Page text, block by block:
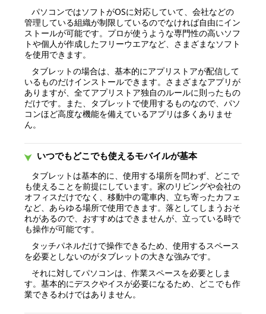
パソコンではソフトがOSに対応していて、会社などの
管理している組織が制限しているのでなければ自由にイン
ストールが可能です。プロが使うような専門性の高いソフ
トや個人が作成したフリーウエアなど、さまざまなソフト
を使用できます。
タブレットの場合は、基本的にアプリストアが配信して
いるものだけインストールできます。さまざまなアプリが
ありますが、全てアプリストア独自のルールに則ったもの
だけです。また、タブレットで使用するものなので、パソ
コンほど高度な機能を備えているアプリは多くありませ
ん。
いつでもどこでも使えるモバイルが基本
タブレットは基本的に、使用する場所を問わず、どこで
も使えることを前提にしています。家のリビングや会社の
オフィスだけでなく、移動中の電車内、立ち寄ったカフェ
など、あらゆる場所で使用できます。落としてしまうおそ
れがあるので、おすすめはできませんが、立っている時で
も操作が可能です。
タッチパネルだけで操作できるため、使用するスペース
を必要としないのがタブレットの大きな強みです。
それに対してパソコンは、作業スペースを必要としま
す。基本的にデスクやイスが必要になるため、どこでも作
業できるわけではありません。